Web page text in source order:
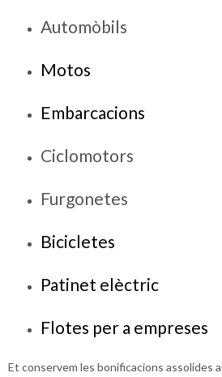
Automòbils
Motos
Embarcacions
Ciclomotors
Furgonetes
Bicicletes
Patinet elèctric
Flotes per a empreses
Et conservem les bonificacions assolides